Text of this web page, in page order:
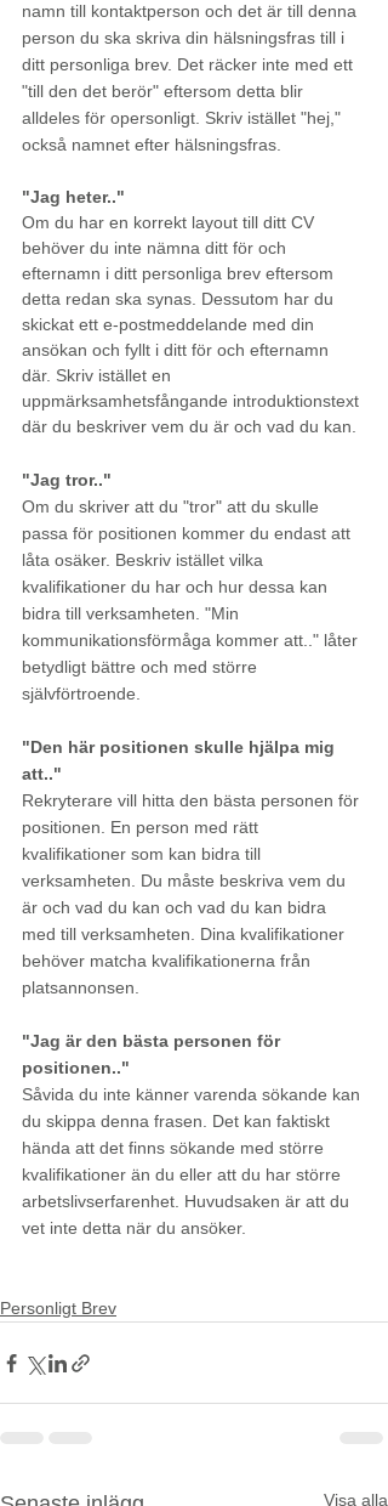
namn till kontaktperson och det är till denna
person du ska skriva din hälsningsfras till i
ditt personliga brev. Det räcker inte med ett
"till den det berör" eftersom detta blir
alldeles för opersonligt. Skriv istället "hej,"
också namnet efter hälsningsfras.
"Jag heter.."
Om du har en korrekt layout till ditt CV
behöver du inte nämna ditt för och
efternamn i ditt personliga brev eftersom
detta redan ska synas. Dessutom har du
skickat ett e-postmeddelande med din
ansökan och fyllt i ditt för och efternamn
där. Skriv istället en
uppmärksamhetsfångande introduktionstext
där du beskriver vem du är och vad du kan.
"Jag tror.."
Om du skriver att du "tror" att du skulle
passa för positionen kommer du endast att
låta osäker. Beskriv istället vilka
kvalifikationer du har och hur dessa kan
bidra till verksamheten. "Min
kommunikationsförmåga kommer att.." låter
betydligt bättre och med större
självförtroende.
"Den här positionen skulle hjälpa mig
att.."
Rekryterare vill hitta den bästa personen för
positionen. En person med rätt
kvalifikationer som kan bidra till
verksamheten. Du måste beskriva vem du
är och vad du kan och vad du kan bidra
med till verksamheten. Dina kvalifikationer
behöver matcha kvalifikationerna från
platsannonsen.
"Jag är den bästa personen för
positionen.."
Såvida du inte känner varenda sökande kan
du skippa denna frasen. Det kan faktiskt
hända att det finns sökande med större
kvalifikationer än du eller att du har större
arbetslivserfarenhet. Huvudsaken är att du
vet inte detta när du ansöker.
Personligt Brev
Visa alla